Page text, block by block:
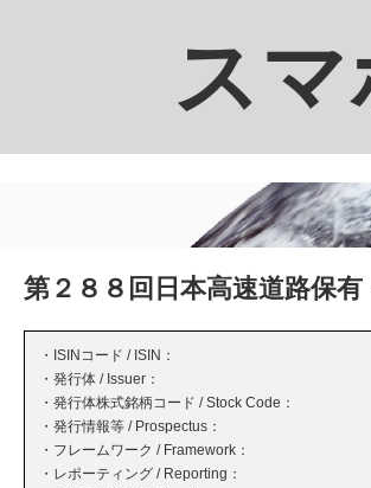
ス
第２８８回日本高速道路保
・ISINコード / ISIN：
・発行体 / Issuer：
・発行体株式銘柄コード / Stock Code：
・発行情報等 / Prospectus：
・フレームワーク / Framework：
・レポーティング / Reporting：